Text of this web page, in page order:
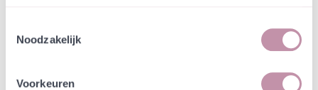
Noodzakelijk
Voorkeuren
Bewaren